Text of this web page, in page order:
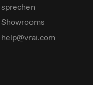
sprechen
Showrooms
help@vrai.com